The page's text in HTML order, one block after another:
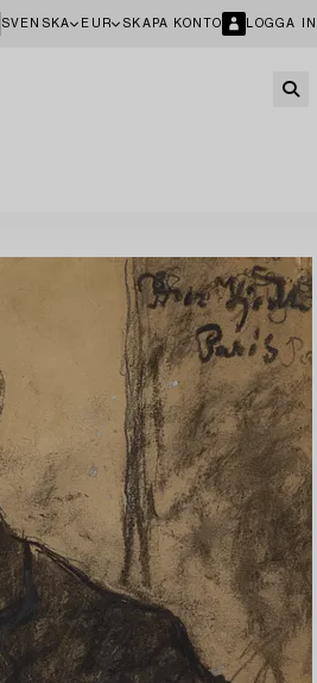
SVENSKA EUR SKAPA KONTO LOGGA IN